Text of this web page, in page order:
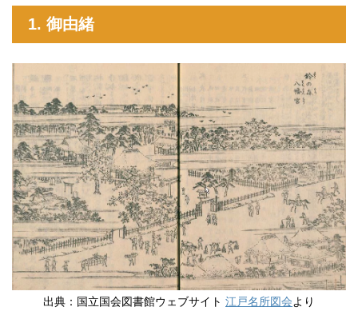
1. 御由緒
出典：国立国会図書館ウェブサイト 江戸名所図会 より